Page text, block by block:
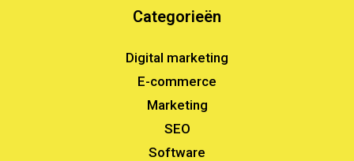
Categorieën
Digital marketing
E-commerce
Marketing
SEO
Software